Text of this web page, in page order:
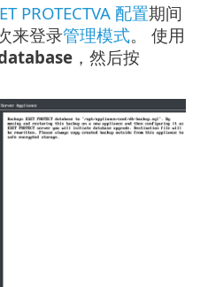
PROTECTVA 配置期间
来登录管理模式。 使用
，然后按